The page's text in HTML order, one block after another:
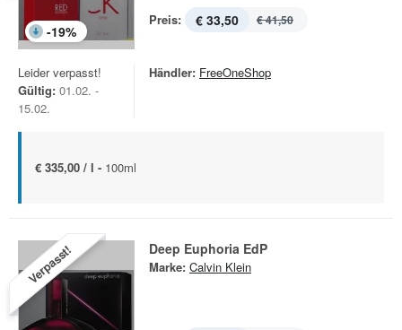
-19%
Preis: € 33,50 € 41,50
Leider verpasst!
Gültig: 01.02. -
15.02.
Händler: FreeOneShop
€ 335,00 / l - 100ml
Verpasst! Deep Euphoria EdP
Marke: Calvin Klein